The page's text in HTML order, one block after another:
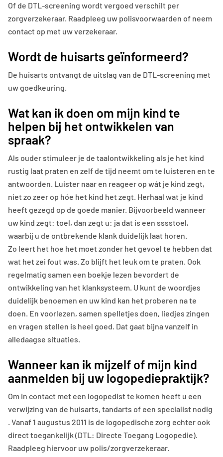
Of de DTL-screening wordt vergoed verschilt per
zorgverzekeraar. Raadpleeg uw polisvoorwaarden of neem
contact op met uw verzekeraar.
Wordt de huisarts geïnformeerd?
De huisarts ontvangt de uitslag van de DTL-screening met
uw goedkeuring.
Wat kan ik doen om mijn kind te
helpen bij het ontwikkelen van
spraak?
Als ouder stimuleer je de taalontwikkeling als je het kind
rustig laat praten en zelf de tijd neemt om te luisteren en te
antwoorden. Luister naar en reageer op wát je kind zegt,
niet zo zeer op hóe het kind het zegt. Herhaal wat je kind
heeft gezegd op de goede manier. Bijvoorbeeld wanneer
uw kind zegt: toel, dan zegt u: ja dat is een sssstoel,
waarbij u de ontbrekende klank duidelijk laat horen.
Zo leert het hoe het moet zonder het gevoel te hebben dat
wat het zei fout was. Zo blijft het leuk om te praten. Ook
regelmatig samen een boekje lezen bevordert de
ontwikkeling van het klanksysteem. U kunt de woordjes
duidelijk benoemen en uw kind kan het proberen na te
doen. En voorlezen, samen spelletjes doen, liedjes zingen
en vragen stellen is heel goed. Dat gaat bijna vanzelf in
alledaagse situaties.
Wanneer kan ik mijzelf of mijn kind
aanmelden bij uw logopediepraktijk?
Om in contact met een logopedist te komen heeft u een
verwijzing van de huisarts, tandarts of een specialist nodig
. Vanaf 1 augustus 2011 is de logopedische zorg echter ook
direct toegankelijk (DTL: Directe Toegang Logopedie).
Raadpleeg hiervoor uw polis/zorgverzekeraar.